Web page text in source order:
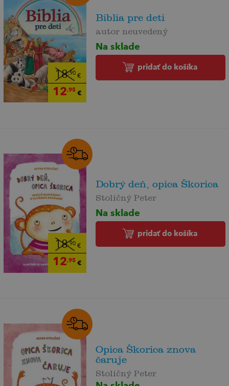
18,90€
12,95€
Biblia pre deti
autor neuvedený
Na sklade
pridať do košíka
18,90€
12,95€
Dobrý deň, opica Škorica
Stoličný Peter
Na sklade
pridať do košíka
Opica Škorica znova
čaruje
Stoličný Peter